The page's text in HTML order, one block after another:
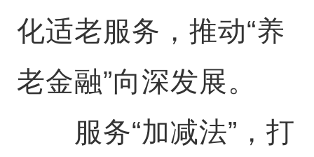
化适老服务，推动“养
老金融”向深发展。
服务“加减法”，打